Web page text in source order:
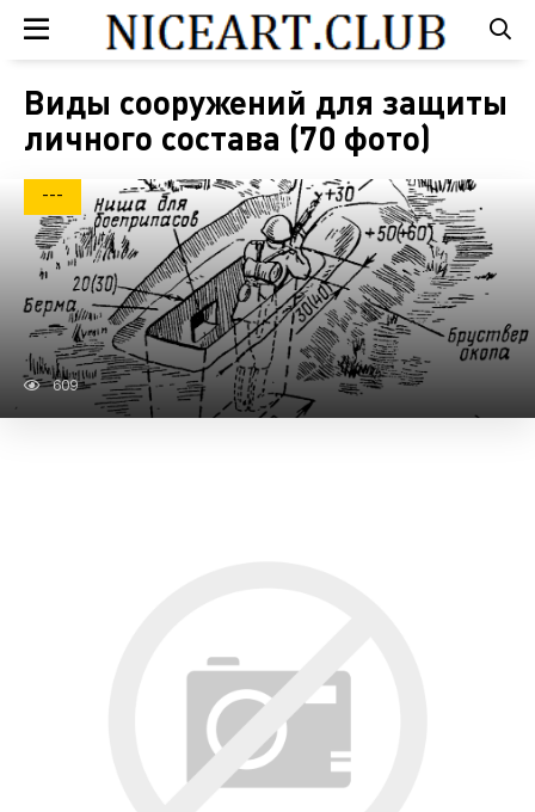
Виды сооружений для защиты
личного состава (70 фото)
---
609